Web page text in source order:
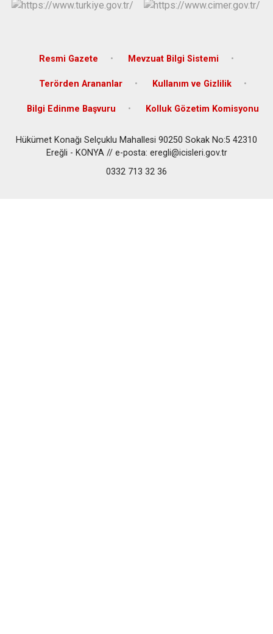
Resmi Gazete Mevzuat Bilgi Sistemi
Terörden Arananlar Kullanım ve Gizlilik
Bilgi Edinme Başvuru Kolluk Gözetim Komisyonu
Hükümet Konağı Selçuklu Mahallesi 90250 Sokak No:5 42310
Ereğli - KONYA // e-posta: eregli@icisleri.gov.tr
0332 713 32 36